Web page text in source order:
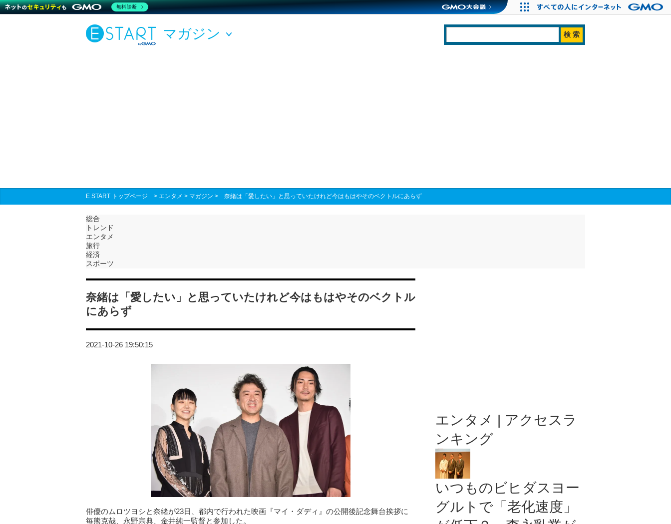
マガジン
E START トップページ > エンタメ > マガジン > 奈緒は「愛したい」と思っていたけれど今はもはやそのベクトルにあらず
総合
トレンド
エンタメ
旅行
経済
スポーツ
奈緒は「愛したい」と思っていたけれど今はもはやそのベクトル
にあらず
2021-10-26 19:50:15
俳優のムロツヨシと奈緒が23日、都内で行われた映画『マイ・ダディ』の公開後記念舞台挨拶に
毎熊克哉、永野宗典、金井純一監督と参加した。
エンタメ | アクセスラ
ンキング
いつものビヒダスヨー
グルトで「老化速度」
無料診断